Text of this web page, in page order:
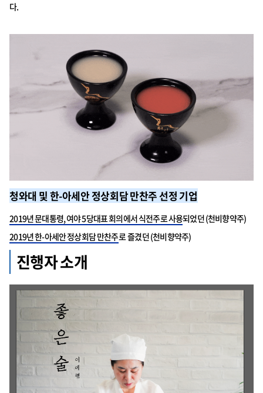
다.
청와대 및 한-아세안 정상회담 만찬주 선정 기업
2019년 문대통령, 여야 5당대표 회의에서 식전주로 사용되었던 (천비향약주)
2019년 한-아세안 정상회담 만찬주로 즐겼던 (천비향약주)
진행자 소개